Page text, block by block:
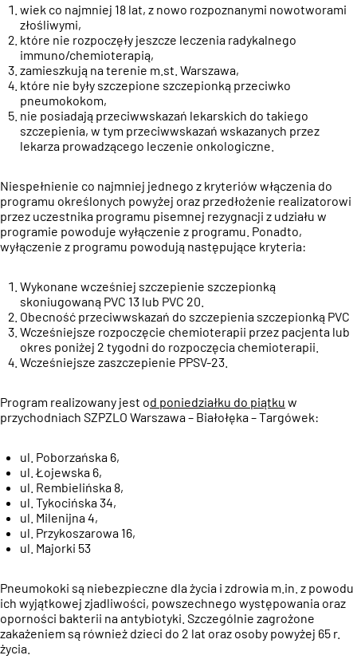
wiek co najmniej 18 lat, z nowo rozpoznanymi nowotworami
złośliwymi,
które nie rozpoczęły jeszcze leczenia radykalnego
immuno/chemioterapią,
zamieszkują na terenie m.st. Warszawa,
które nie były szczepione szczepionką przeciwko
pneumokokom,
nie posiadają przeciwwskazań lekarskich do takiego
szczepienia, w tym przeciwwskazań wskazanych przez
lekarza prowadzącego leczenie onkologiczne.
Niespełnienie co najmniej jednego z kryteriów włączenia do
programu określonych powyżej oraz przedłożenie realizatorowi
przez uczestnika programu pisemnej rezygnacji z udziału w
programie powoduje wyłączenie z programu. Ponadto,
wyłączenie z programu powodują następujące kryteria:
Wykonane wcześniej szczepienie szczepionką
skoniugowaną PVC 13 lub PVC 20.
Obecność przeciwwskazań do szczepienia szczepionką PVC
Wcześniejsze rozpoczęcie chemioterapii przez pacjenta lub
okres poniżej 2 tygodni do rozpoczęcia chemioterapii.
Wcześniejsze zaszczepienie PPSV-23.
Program realizowany jest od poniedziałku do piątku w
przychodniach SZPZLO Warszawa – Białołęka – Targówek:
ul. Poborzańska 6,
ul. Łojewska 6,
ul. Rembielińska 8,
ul. Tykocińska 34,
ul. Milenijna 4,
ul. Przykoszarowa 16,
ul. Majorki 53
Pneumokoki są niebezpieczne dla życia i zdrowia m.in. z powodu
ich wyjątkowej zjadliwości, powszechnego występowania oraz
oporności bakterii na antybiotyki. Szczególnie zagrożone
zakażeniem są również dzieci do 2 lat oraz osoby powyżej 65 r.
życia.